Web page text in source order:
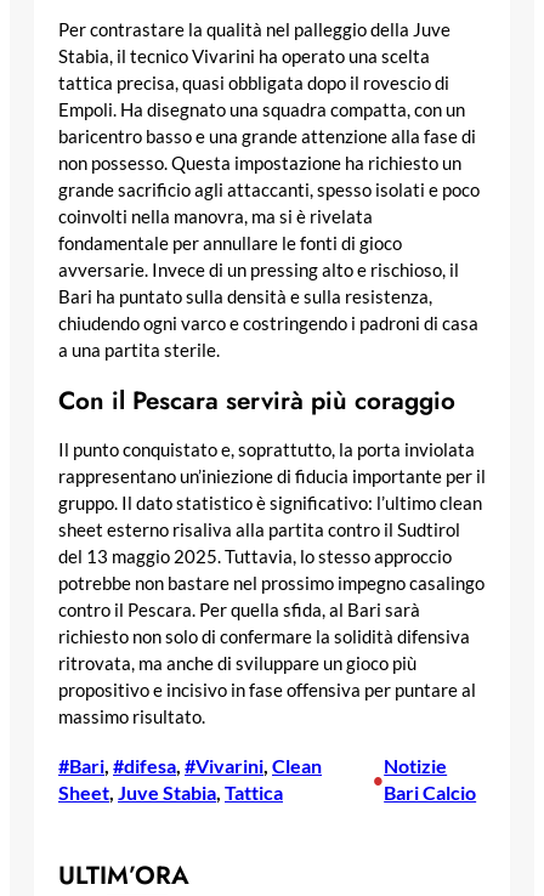
Per contrastare la qualità nel palleggio della Juve
Stabia, il tecnico Vivarini ha operato una scelta
tattica precisa, quasi obbligata dopo il rovescio di
Empoli. Ha disegnato una squadra compatta, con un
baricentro basso e una grande attenzione alla fase di
non possesso. Questa impostazione ha richiesto un
grande sacrificio agli attaccanti, spesso isolati e poco
coinvolti nella manovra, ma si è rivelata
fondamentale per annullare le fonti di gioco
avversarie. Invece di un pressing alto e rischioso, il
Bari ha puntato sulla densità e sulla resistenza,
chiudendo ogni varco e costringendo i padroni di casa
a una partita sterile.
Con il Pescara servirà più coraggio
Il punto conquistato e, soprattutto, la porta inviolata
rappresentano un’iniezione di fiducia importante per il
gruppo. Il dato statistico è significativo: l’ultimo clean
sheet esterno risaliva alla partita contro il Sudtirol
del 13 maggio 2025. Tuttavia, lo stesso approccio
potrebbe non bastare nel prossimo impegno casalingo
contro il Pescara. Per quella sfida, al Bari sarà
richiesto non solo di confermare la solidità difensiva
ritrovata, ma anche di sviluppare un gioco più
propositivo e incisivo in fase offensiva per puntare al
massimo risultato.
#Bari, #difesa, #Vivarini, Clean
Sheet, Juve Stabia, Tattica
•
Notizie
Bari Calcio
ULTIM’ORA